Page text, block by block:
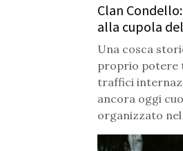
Clan
alla cupola
Una cosca
proprio potere
traffici
ancora oggi
organizzato